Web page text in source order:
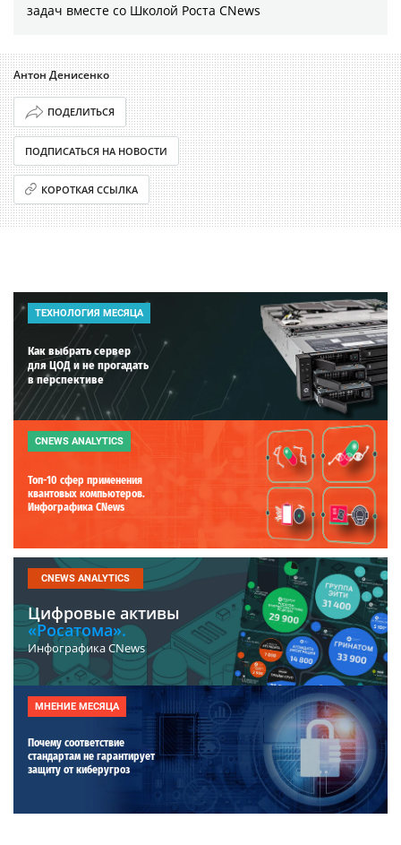
задач вместе со Школой Роста CNews
Антон Денисенко
ПОДЕЛИТЬСЯ
ПОДПИСАТЬСЯ НА НОВОСТИ
КОРОТКАЯ ССЫЛКА
ТЕХНОЛОГИЯ МЕСЯЦА
Как выбрать сервер
для ЦОД и не прогадать
в перспективе
CNEWS ANALYTICS
Топ-10 сфер применения
квантовых компьютеров.
Инфографика CNews
CNEWS ANALYTICS
Цифровые активы
«Росатома».
Инфографика CNews
МНЕНИЕ МЕСЯЦА
Почему соответствие
стандартам не гарантирует
защиту от киберугроз